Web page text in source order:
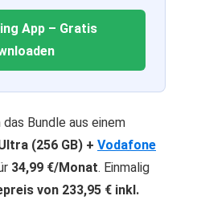
App – Gratis
Bundle aus einem
(256 GB) + Vodafone
34,99 €/Monat. Einmalig
von 233,95 € inkl.